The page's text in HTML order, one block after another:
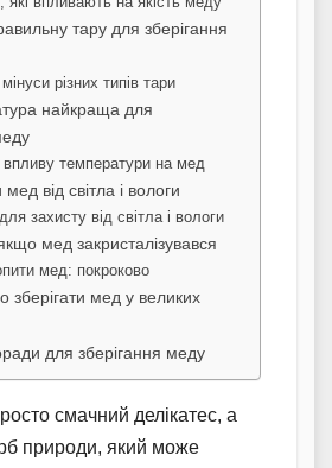
тару для зберігання
різних типів тари
найкраща для
впливу температури на мед
від світла і вологи
захисту від світла і вологи
мед закристалізувався
мед: покроково
зберігати мед у великих
для зберігання меду
смачний делікатес, а
природи, який може